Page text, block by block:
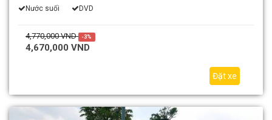
Nước suối DVD
4,770,000 VND -3%
4,670,000 VND
Đặt xe